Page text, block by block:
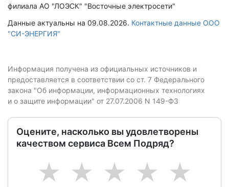
филиала АО "ЛОЭСК" "Восточные электросети"
Данные актуальны на 09.08.2026. Контактные данные ООО
"СИ-ЭНЕРГИЯ"
Информация получена из официальных источников и
предоставляется в соответствии со ст. 7 Федерального
закона "Об информации, информационных технологиях
и о защите информации" от 27.07.2006 N 149-ФЗ
Оцените, насколько вы удовлетворены
качеством сервиса Всем Подряд?
5
4
3
2
1